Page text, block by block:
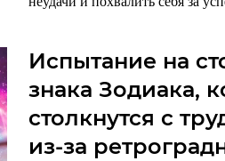
Испытание на
знака Зодиака,
столкнутся с
из-за